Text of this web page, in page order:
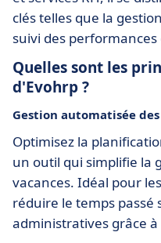
clés telles que la
suivi des
Quelles sont les
d'Evohrp ?
Gestion automatisée
Optimisez la
un outil qui simplifie la
vacances. Idéal pour
réduire le temps passé
administratives grâce à